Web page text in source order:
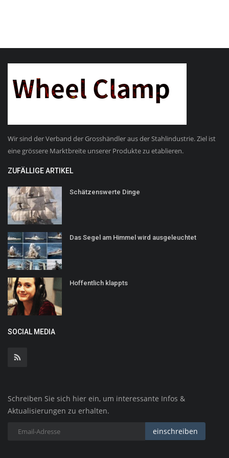
Wir sind der Verband der Grosshändler aus der Stahlindustrie. Ziel ist
eine grössere Marktbreite unserer Produkte zu etablieren.
ZUFÄLLIGE ARTIKEL
Schätzenswerte Dinge
Das Segel am Himmel wird ausgeleuchtet
Hoffentlich klappts
SOCIAL MEDIA
Schreiben Sie sich hier ein, um interessante Infos &
Aktualisierungen zu erhalten.
einschreiben